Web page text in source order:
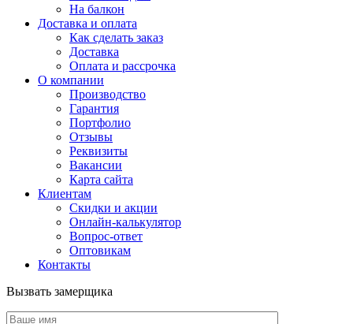
На балкон
Доставка и оплата
Как сделать заказ
Доставка
Оплата и рассрочка
О компании
Производство
Гарантия
Портфолио
Отзывы
Реквизиты
Вакансии
Карта сайта
Клиентам
Скидки и акции
Онлайн-калькулятор
Вопрос-ответ
Оптовикам
Контакты
Вызвать замерщика